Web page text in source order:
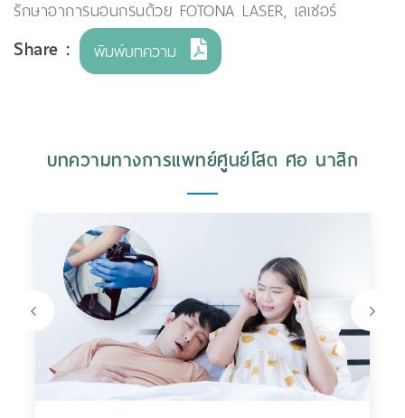
รักษาอาการนอนกรนด้วย FOTONA LASER, เลเซอร์
Share : พิมพ์บทความ
บทความทางการแพทย์ศูนย์โสต ศอ นาสิก